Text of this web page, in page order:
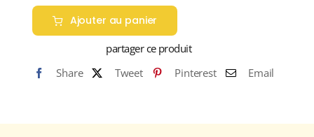
Ajouter au panier
partager ce produit
Share
Tweet Pinterest Email